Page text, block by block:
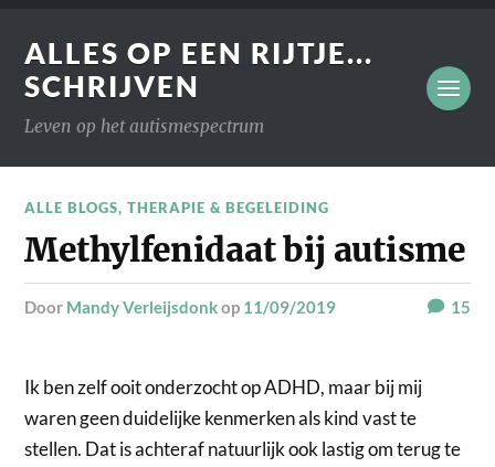
ALLES OP EEN RIJTJE...
SCHRIJVEN
Leven op het autismespectrum
ALLE BLOGS,THERAPIE & BEGELEIDING
Methylfenidaat bij autisme
door Mandy Verleijsdonkop 11/09/2019 15
Ik ben zelf ooit onderzocht op ADHD, maar bij mij
waren geen duidelijke kenmerken als kind vast te
stellen. Dat is achteraf natuurlijk ook lastig om terug te